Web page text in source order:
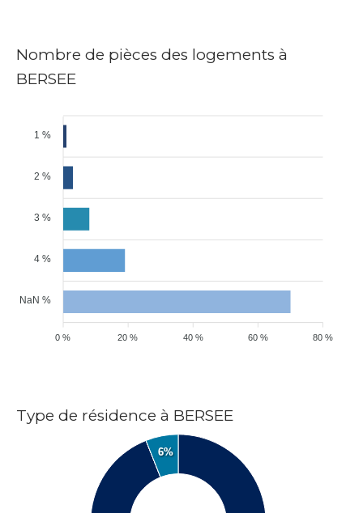
Nombre de pièces des logements à
BERSEE
1 %
2 %
3 %
4 %
NaN %
80 %
60 %
40 %
20 %
0 %
Type de résidence à BERSEE
6%